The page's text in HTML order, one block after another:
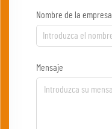
Nombre de la empresa
Mensaje